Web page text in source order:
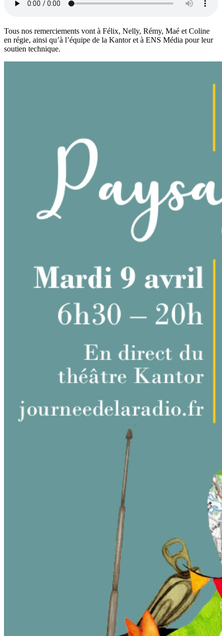
Tous nos remerciements vont à Félix, Nelly, Rémy, Maé et Coline
en régie, ainsi qu’à l’équipe de la Kantor et à ENS Média pour leur
soutien technique.